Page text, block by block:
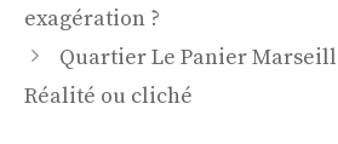
exagération ?
Quartier Le Panier
Réalité ou cliché